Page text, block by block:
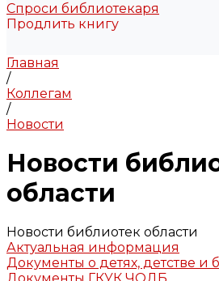
Спроси библиотекаря
Продлить книгу
Главная
/
Коллегам
/
Новости
Новости
области
Новости библиотек области
Актуальная информация
Документы о детях, детстве и